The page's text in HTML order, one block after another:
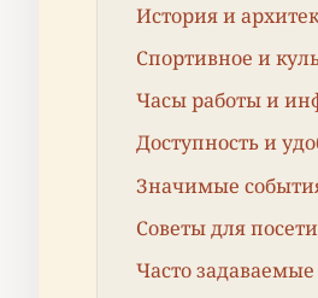
История и
Спортивное и
Часы работы и
Доступность и
Значимые
Советы для
Часто